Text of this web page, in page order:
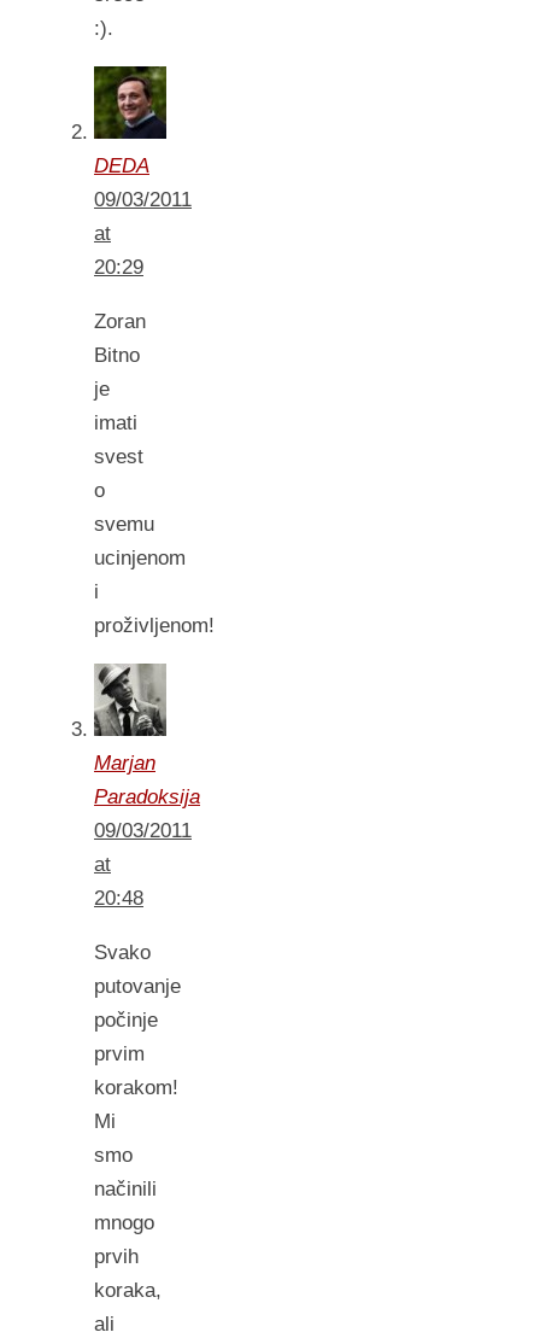
:).
DEDA
09/03/2011
at
20:29
Zoran
Bitno
je
imati
svest
o
svemu
ucinjenom
i
proživljenom!
Marjan
Paradoksija
09/03/2011
at
20:48
Svako
putovanje
počinje
prvim
korakom!
Mi
smo
načinili
mnogo
prvih
koraka,
ali